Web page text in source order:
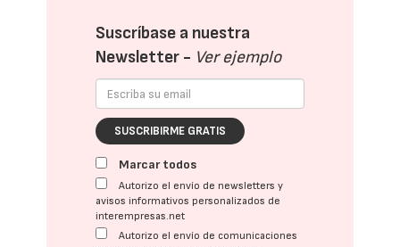
Suscríbase a nuestra
Newsletter - Ver ejemplo
SUSCRIBIRME GRATIS
Marcar todos
Autorizo el envío de newsletters y
avisos informativos personalizados de
interempresas.net
Autorizo el envío de comunicaciones